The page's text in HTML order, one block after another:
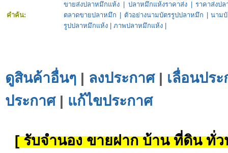
คำค้น:
ขายส่งปลาหมึกแห้ง ปลาหมึกแห้งราคาส่ง|ราคาส่งป
ตลาดขายปลาหมึก
ตัวอย่างนามบัตรรูปปลาหมึก |นาม
รูปปลาหมึกแห้ง
ภาพปลาหมึกแห้ง
ดูสินค้าอื่นๆ | ลงประกาศ| เลื่อนปร
ประกาศ| แก้ไขประกาศ
[ รับจำนอง ขายฝาก บ้าน ที่ดิน ทั่ว